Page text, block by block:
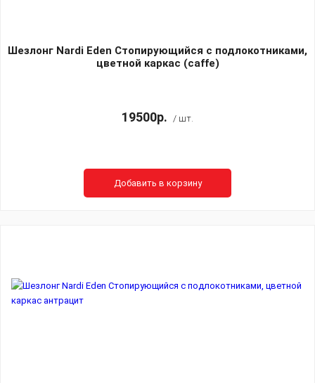
Шезлонг Nardi Eden Стопирующийся c подлокотниками,
цветной каркас (caffe)
19500р. / шт.
Добавить в корзину